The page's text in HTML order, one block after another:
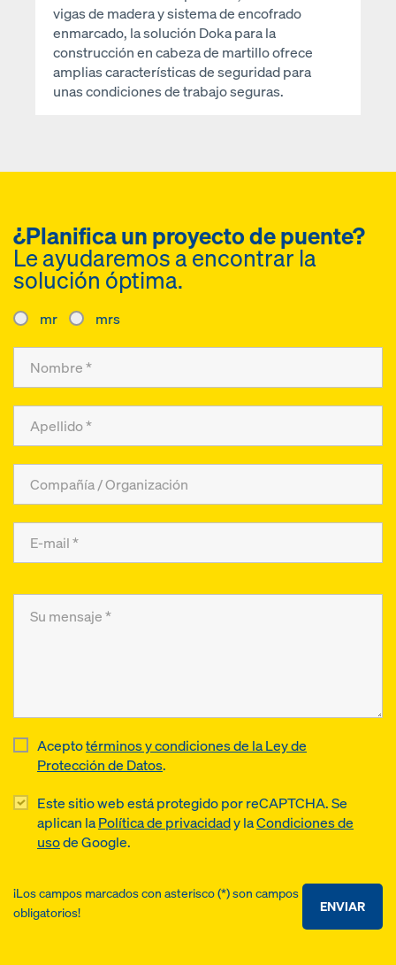
vigas de madera y sistema de encofrado
enmarcado, la solución Doka para la
construcción en cabeza de martillo ofrece
amplias características de seguridad para
unas condiciones de trabajo seguras.
¿Planifica un proyecto de puente?
Le ayudaremos a encontrar la
solución óptima.
mr mrs
Aceptotérminos y condiciones de la Ley de
Protección de Datos.
Este sitio web está protegido por reCAPTCHA. Se
aplican laPolítica de privacidady laCondiciones de
usode Google.
ENVIAR
¡Los campos marcados con asterisco (*) son campos
obligatorios!